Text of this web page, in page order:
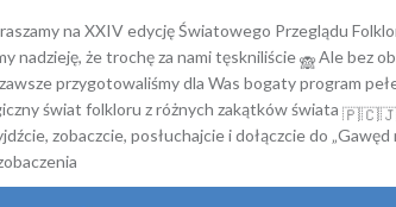
na XXIV edycję Światowego Przeglądu
nadzieję, że trochę za nami tęskniliście
Ale bez
przygotowaliśmy dla Was bogaty program
świat folkloru z różnych zakątków świata
zobaczcie, posłuchajcie i dołączcie do